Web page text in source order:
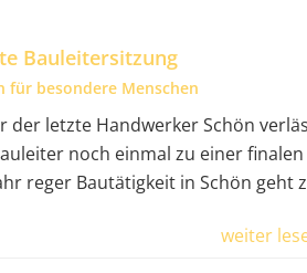
Bauleitersitzung
für besondere Menschen
der letzte Handwerker Schön
noch einmal zu einer
reger Bautätigkeit in Schön geht
weiter